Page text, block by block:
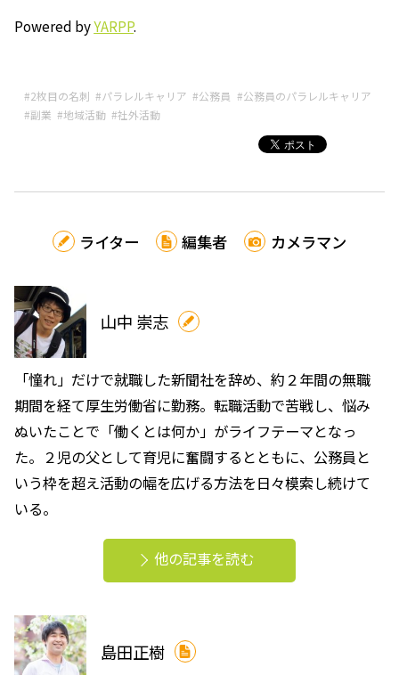
Powered byYARPP.
#2枚目の名刺 #パラレルキャリア #公務員 #公務員のパラレルキャリア
#副業 #地域活動 #社外活動
ライター 編集者 カメラマン
山中 崇志
「憧れ」だけで就職した新聞社を辞め、約２年間の無職
期間を経て厚生労働省に勤務。転職活動で苦戦し、悩み
ぬいたことで「働くとは何か」がライフテーマとなっ
た。２児の父として育児に奮闘するとともに、公務員と
いう枠を超え活動の幅を広げる方法を日々模索し続けて
いる。
他の記事を読む
島田正樹